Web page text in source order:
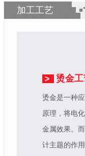
加工工艺
> 烫金
烫金是一种
原理，将电
金属效果。
计主题的作